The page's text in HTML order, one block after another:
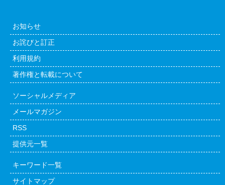
お知らせ
お詫びと訂正
利用規約
著作権と転載について
ソーシャルメディア
メールマガジン
RSS
提供元一覧
キーワード一覧
サイトマップ